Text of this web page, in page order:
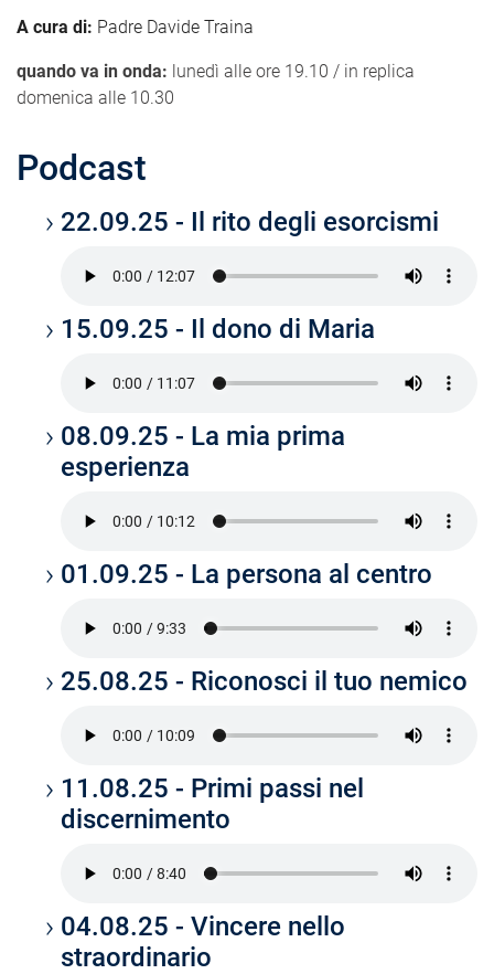
A cura di: Padre Davide Traina
quando va in onda: lunedì alle ore 19.10 / in replica
domenica alle 10.30
Podcast
22.09.25 - Il rito degli esorcismi
15.09.25 - Il dono di Maria
08.09.25 - La mia prima
esperienza
01.09.25 - La persona al centro
25.08.25 - Riconosci il tuo nemico
11.08.25 - Primi passi nel
discernimento
04.08.25 - Vincere nello
straordinario